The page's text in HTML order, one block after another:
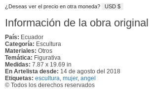
¿Deseas ver el precio en otra moneda? USD $
Información de la obra original
País: Ecuador
Categoría: Escultura
Materiales: Otros
Temática: Figurativa
Medidas: 7.87 x 19.69 in
En Artelista desde: 14 de agosto del 2018
Etiquetas: escultura, mujer, angel
© Todos los derechos reservados